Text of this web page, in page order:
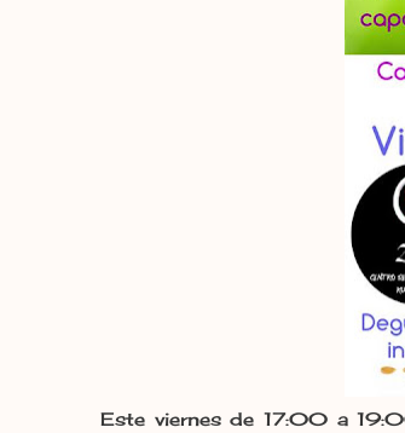
Este viernes de 17:00 a